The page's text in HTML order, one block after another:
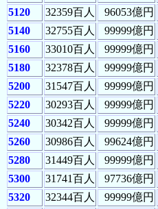
5120 32359百人 96053億円
5140
32755百人 99999億円
5160
33010百人 99999億円
5180
32378百人 99999億円
5200
31547百人 99999億円
5220
30293百人 99999億円
5240
30342百人 99999億円
5260
30986百人 99624億円
5280
31449百人 99999億円
5300
31741百人 97736億円
5320
32344百人 99999億円